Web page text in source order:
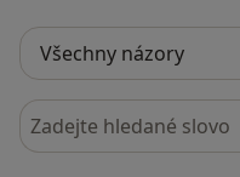
Hledejte v názorech